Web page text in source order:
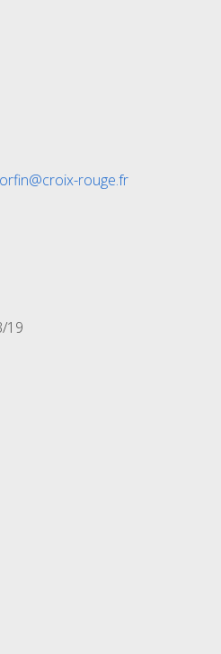
rouge.fr
19